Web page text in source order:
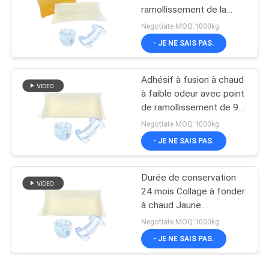
UN DEVIS
DU
SITE
POLITIQUE
CONFIDENTIALITÉ
Adhésif chaud de
colle de fonte
18
adhésif chaud de
fonte
35
ramollissement de la
colle à fusion à chaud
90°C pour les
applications industrielles
Negotiate MOQ:1000kg
- JE NE SAIS PAS.
Adhésif à fusion à chaud
à faible odeur avec point
de ramollissement de 90
°C
Negotiate MOQ:1000kg
- JE NE SAIS PAS.
Durée de conservation
24 mois Collage à fonder
à chaud Jaune
Transparent ou
transparent à l' eau
Negotiate MOQ:1000kg
- JE NE SAIS PAS.